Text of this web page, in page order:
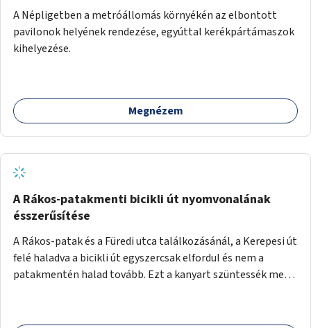
A Népligetben a metróállomás környékén az elbontott
pavilonok helyének rendezése, egyúttal kerékpártámaszok
kihelyezése.
Megnézem
A Rákos-patakmenti bicikli út nyomvonalának
ésszerűsítése
A Rákos-patak és a Füredi utca találkozásánál, a Kerepesi út
felé haladva a bicikli út egyszercsak elfordul és nem a
patakmentén halad tovább. Ezt a kanyart szüntessék meg